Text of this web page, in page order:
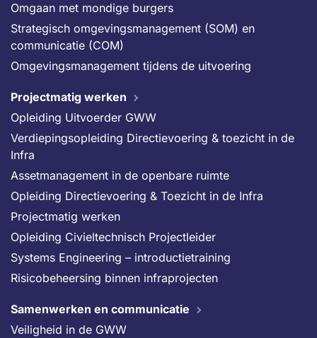
Omgaan met mondige burgers
Strategisch omgevingsmanagement (SOM) en
communicatie (COM)
Omgevingsmanagement tijdens de uitvoering
Projectmatig werken
Opleiding Uitvoerder GWW
Verdiepingsopleiding Directievoering & toezicht in de
Infra
Assetmanagement in de openbare ruimte
Opleiding Directievoering & Toezicht in de Infra
Projectmatig werken
Opleiding Civieltechnisch Projectleider
Systems Engineering – introductietraining
Risicobeheersing binnen infraprojecten
Samenwerken en communicatie
Veiligheid in de GWW